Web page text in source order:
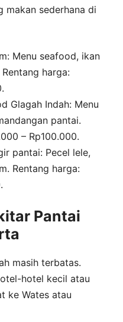
makan sederhana di
Menu seafood, ikan
harga:
Glagah Indah: Menu
pantai.
– Rp100.000.
pantai: Pecel lele,
Rentang harga:
Pantai
masih terbatas.
hotel kecil atau
ke Wates atau